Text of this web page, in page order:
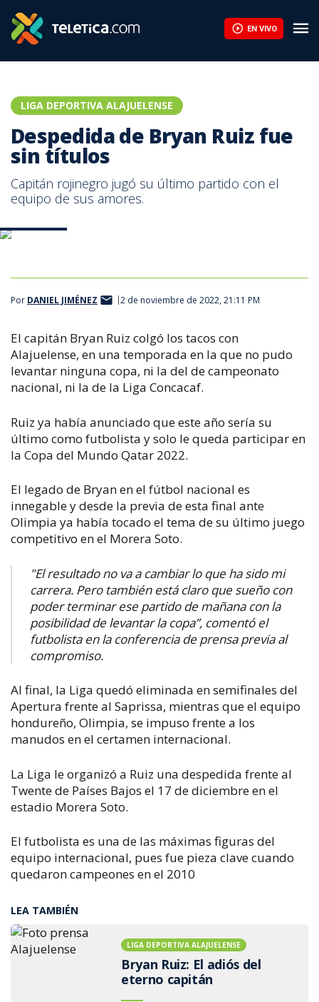
EN VIVO
LIGA DEPORTIVA ALAJUELENSE
Despedida de Bryan Ruiz fue
sin títulos
Capitán rojinegro jugó su último partido con el
equipo de sus amores.
Por DANIEL JIMÉNEZ 2 de noviembre de 2022, 21:11 PM
El capitán Bryan Ruiz colgó los tacos con
Alajuelense, en una temporada en la que no pudo
levantar ninguna copa, ni la del de campeonato
nacional, ni la de la Liga Concacaf.
Ruiz ya había anunciado que este año sería su
último como futbolista y solo le queda participar en
la Copa del Mundo Qatar 2022.
El legado de Bryan en el fútbol nacional es
innegable y desde la previa de esta final ante
Olimpia ya había tocado el tema de su último juego
competitivo en el Morera Soto.
"El resultado no va a cambiar lo que ha sido mi
carrera. Pero también está claro que sueño con
poder terminar ese partido de mañana con la
posibilidad de levantar la copa”, comentó el
futbolista en la conferencia de prensa previa al
compromiso.
Al final, la Liga quedó eliminada en semifinales del
Apertura frente al Saprissa, mientras que el equipo
hondureño, Olimpia, se impuso frente a los
manudos en el certamen internacional.
La Liga le organizó a Ruiz una despedida frente al
Twente de Países Bajos el 17 de diciembre en el
estadio Morera Soto.
El futbolista es una de las máximas figuras del
equipo internacional, pues fue pieza clave cuando
quedaron campeones en el 2010
LEA TAMBIÉN
LIGA DEPORTIVA ALAJUELENSE
Bryan Ruiz: El adiós del
eterno capitán